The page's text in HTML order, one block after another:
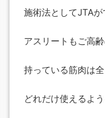
施術法としてJTAが
アスリートもご高
持っている筋肉は全
どれだけ使えるよ